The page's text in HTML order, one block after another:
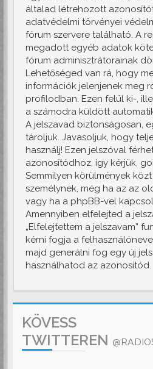
általad létrehozott
adatvédelmi törvényei
fórum szervere található. A
megadott egyéb adatok
fórum adminisztrátorainak
Lehetőséged van rá, hogy
információk jelenjenek meg
profilodban. Ezen felül ki-,
a számodra küldött
A jelszavad biztonságosan,
tároljuk. Javasoljuk, hogy
használj! Ezen jelszóval
azonosítódhoz, így kérjük,
Semmilyen körülmények
személynek, még ha az az
vagy ha a phpBB-vel
Amennyiben elfelejted a
„Elfelejtettem a jelszavam”
kérni fogja a
majd generálni fog egy új
használhatod az azonosítód.
KÖVESS
TWITTEREN